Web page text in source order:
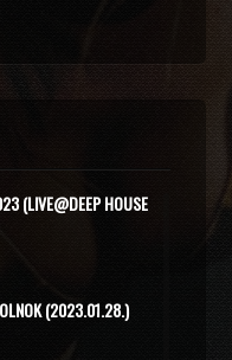
(LIVE@DEEP HOUSE
(2023.01.28.)